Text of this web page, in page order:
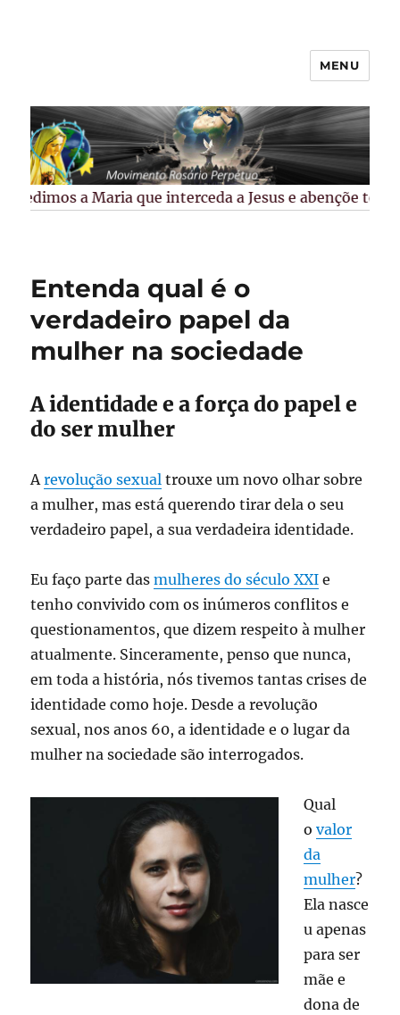
Guarapuava/PR
MENU
Pedimos a Maria que interceda a Jesus e abençõe
Entenda qual é o
verdadeiro papel da
mulher na sociedade
A identidade e a força do papel e
do ser mulher
Arevolução sexual trouxe um novo olhar sobre
a mulher, mas está querendo tirar dela o seu
verdadeiro papel, a sua verdadeira identidade.
Eu faço parte dasmulheres do século XXI e
tenho convivido com os inúmeros conflitos e
questionamentos, que dizem respeito à mulher
atualmente. Sinceramente, penso que nunca,
em toda a história, nós tivemos tantas crises de
identidade como hoje. Desde a revolução
sexual, nos anos 60, a identidade e o lugar da
mulher na sociedade são interrogados.
Qual
ovalor
da
mulher?
Ela nasce
u apenas
para ser
mãe e
dona de